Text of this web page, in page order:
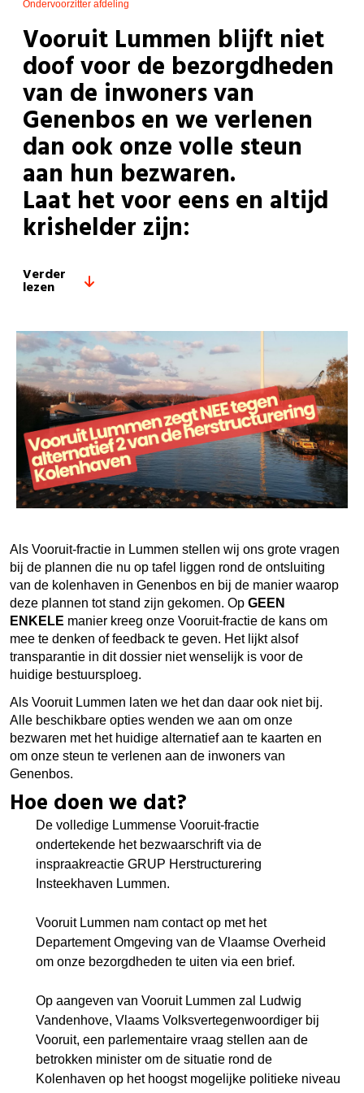
Ondervoorzitter afdeling
Vooruit Lummen blijft niet
doof voor de bezorgdheden
van de inwoners van
Genenbos en we verlenen
dan ook onze volle steun
aan hun bezwaren.
Laat het voor eens en altijd
krishelder zijn:
Verder
lezen
Als Vooruit-fractie in Lummen stellen wij ons grote vragen
bij de plannen die nu op tafel liggen rond de ontsluiting
van de kolenhaven in Genenbos en bij de manier waarop
deze plannen tot stand zijn gekomen. Op GEEN
ENKELE manier kreeg onze Vooruit-fractie de kans om
mee te denken of feedback te geven. Het lijkt alsof
transparantie in dit dossier niet wenselijk is voor de
huidige bestuursploeg.
Als Vooruit Lummen laten we het dan daar ook niet bij.
Alle beschikbare opties wenden we aan om onze
bezwaren met het huidige alternatief aan te kaarten en
om onze steun te verlenen aan de inwoners van
Genenbos.
Hoe doen we dat?
De volledige Lummense Vooruit-fractie
ondertekende het bezwaarschrift via de
inspraakreactie GRUP Herstructurering
Insteekhaven Lummen.
Vooruit Lummen nam contact op met het
Departement Omgeving van de Vlaamse Overheid
om onze bezorgdheden te uiten via een brief.
Op aangeven van Vooruit Lummen zal Ludwig
Vandenhove, Vlaams Volksvertegenwoordiger bij
Vooruit, een parlementaire vraag stellen aan de
betrokken minister om de situatie rond de
Kolenhaven op het hoogst mogelijke politieke niveau